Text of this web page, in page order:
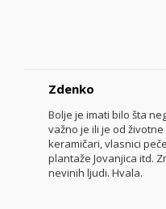
Zdenko
Bolje je imati bilo šta
važno je ili je od
keramičari, vlasnici
plantaže Jovanjica itd.
nevinih ljudi. Hvala.